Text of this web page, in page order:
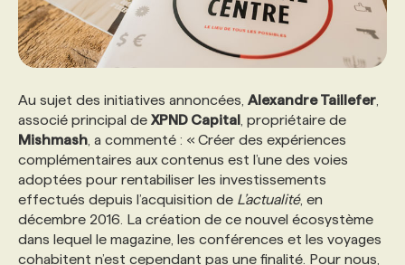
Au sujet des initiatives annoncées, Alexandre Taillefer
associé principal de XPND Capital , propriétaire de
Mishmash , a commenté : « Créer des expériences
complémentaires aux contenus est l’une des voies
adoptées pour rentabiliser les investissements
effectués depuis l’acquisition de L’actualité, en
décembre 2016. La création de ce nouvel écosystème
dans lequel le magazine, les conférences et les voyages
cohabitent n’est cependant pas une finalité. Pour nous,